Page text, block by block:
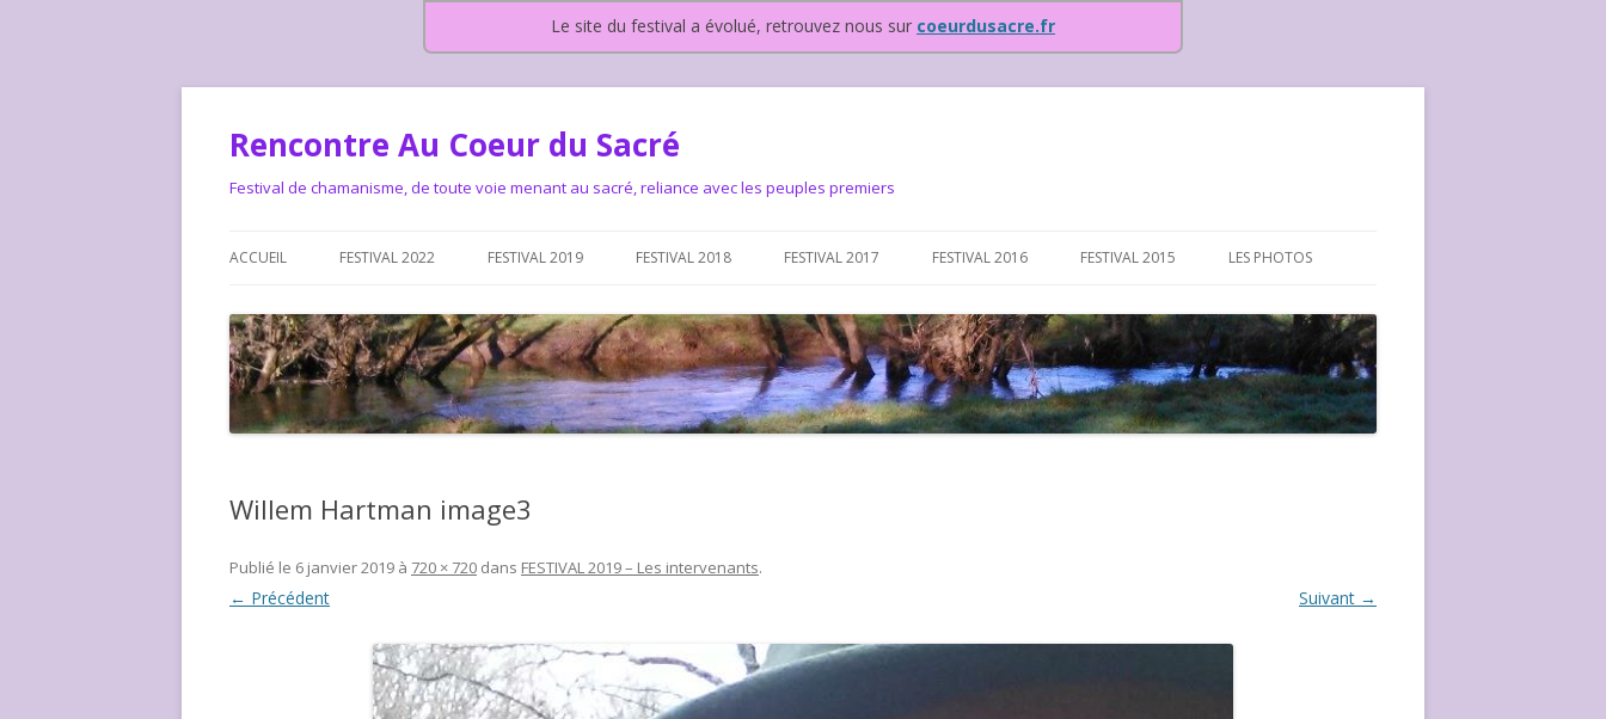
Le site du festival a évolué, retrouvez nous sur coeurdusacre.fr
Rencontre Au Coeur du Sacré
Festival de chamanisme, de toute voie menant au sacré, reliance avec les peuples premiers
ACCUEIL
LA CHARTE DU FESTIVAL
LE FESTIVAL DEPUIS 2015 – QUI
SOMMES-NOUS ?
LE FESTIVAL DEPUIS 2015…OU
ALLONS-NOUS ?
COMMENT FONCTIONNONS
FESTIVAL 2022 FESTIVAL 2019 FESTIVAL 2018 FESTIVAL 2017 FESTIVAL 2016 FESTIVAL 2015 LES PHOTOS
FESTIVAL 2016-PHOTOS
FESTIVAL 2017-PHOTOS ET
VIDÉOS
Willem Hartman image3
Publié le 6 janvier 2019 à 720 × 720 dans FESTIVAL 2019 – Les intervenants.
← Précédent Suivant →